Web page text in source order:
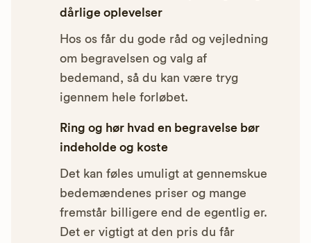
dårlige oplevelser
Hos os får du gode råd og vejledning
om begravelsen og valg af
bedemand, så du kan være tryg
igennem hele forløbet.
Ring og hør hvad en begravelse bør
indeholde og koste
Det kan føles umuligt at gennemskue
bedemændenes priser og mange
fremstår billigere end de egentlig er.
Det er vigtigt at den pris du får